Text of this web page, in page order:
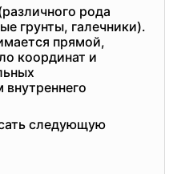
рода
грунты, галечники).
прямой,
координат и
следующую